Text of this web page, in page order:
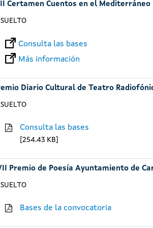
Certamen Cuentos en el Mediterráneo
Consulta las bases
Más información
Diario Cultural de Teatro
Consulta las bases
254.43 KB
Premio de Poesía Ayuntamiento de
Bases de la convocatoria